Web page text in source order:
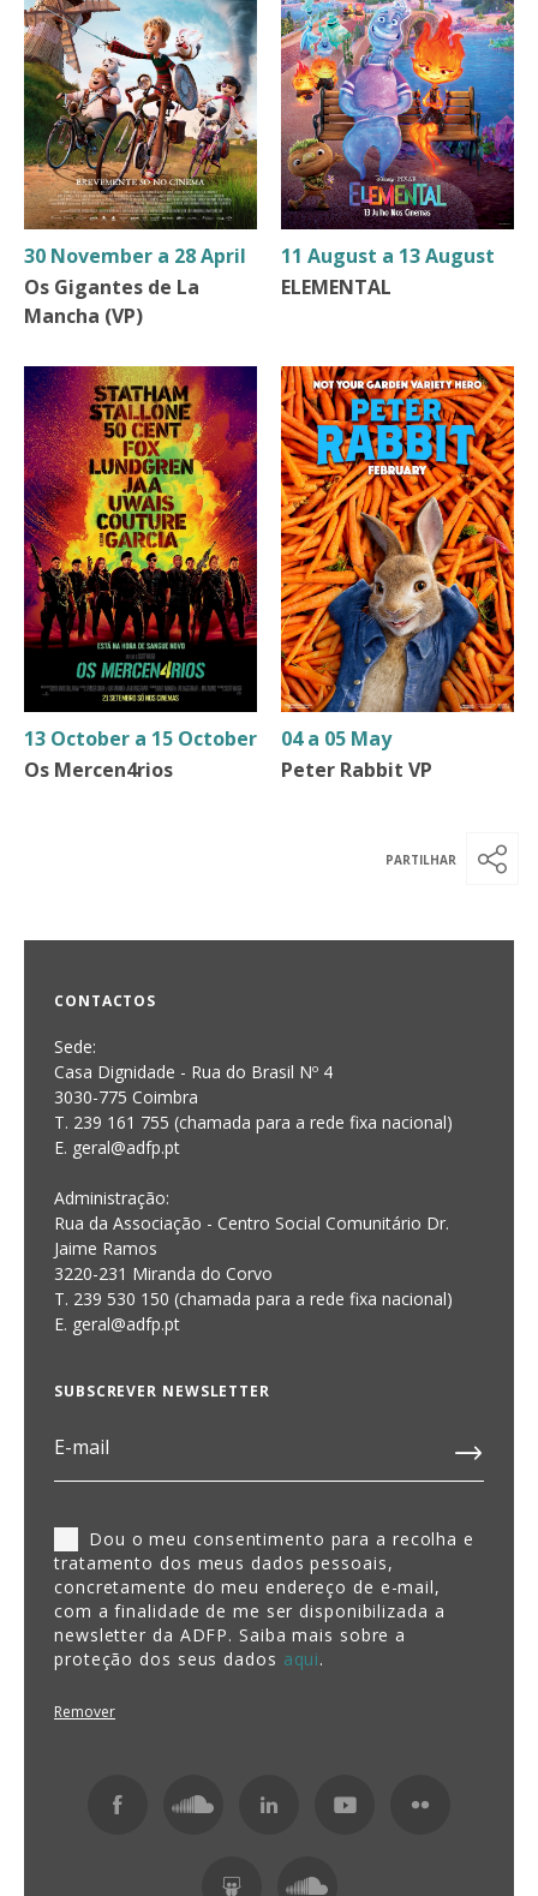
30 November a 28 April
Os Gigantes de La
Mancha (VP)
11 August a 13 August
ELEMENTAL
13 October a 15 October
Os Mercen4rios
04 a 05 May
Peter Rabbit VP
CONTACTOS
Sede:
Casa Dignidade - Rua do Brasil Nº 4
3030-775 Coimbra
T. 239 161 755 (chamada para a rede fixa nacional)
E. geral@adfp.pt
Administração:
Rua da Associação - Centro Social Comunitário Dr.
Jaime Ramos
3220-231 Miranda do Corvo
T. 239 530 150 (chamada para a rede fixa nacional)
E. geral@adfp.pt
SUBSCREVER NEWSLETTER
Dou o meu consentimento para a recolha e
tratamento dos meus dados pessoais,
concretamente do meu endereço de e-mail,
com a finalidade de me ser disponibilizada a
newsletter da ADFP. Saiba mais sobre a
proteção dos seus dados aqui.
Remover